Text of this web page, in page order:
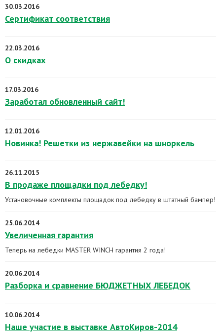
30.03.2016
Сертификат соответствия
22.03.2016
О скидках
17.03.2016
Заработал обновленный сайт!
12.01.2016
Новинка! Решетки из нержавейки на шноркель
26.11.2015
В продаже площадки под лебедку!
Установочные комплекты площадок под лебедку в штатный бампер!
25.06.2014
Увеличенная гарантия
Теперь на лебедки MASTER WINCH гарантия 2 года!
20.06.2014
Разборка и сравнение БЮДЖЕТНЫХ ЛЕБЕДОК
10.06.2014
Наше участие в выставке АвтоКиров-2014